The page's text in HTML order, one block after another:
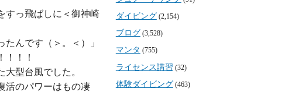
すっ飛ばしに＜御神崎
んです（＞。＜）」
！！！
型台風でした。
活のパワーはもの凄
ダイビング (2,154)
ブログ (3,528)
マンタ (755)
ライセンス講習 (32)
体験ダイビング(463)